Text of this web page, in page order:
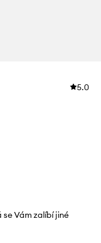
5.0
se Vám zalíbí jiné